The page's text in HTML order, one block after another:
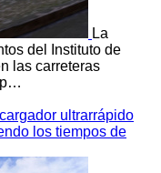
La
del Instituto de
las carreteras
ultrarrápido
los tiempos de